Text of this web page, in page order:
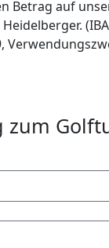
Betrag auf
zum